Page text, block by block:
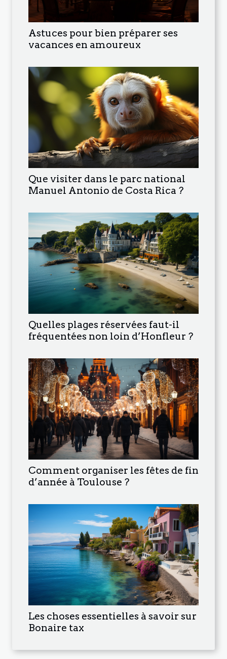
Astuces pour bien préparer ses
vacances en amoureux
Que visiter dans le parc national
Manuel Antonio de Costa Rica ?
Quelles plages réservées faut-il
fréquentées non loin d’Honfleur ?
Comment organiser les fêtes de fin
d’année à Toulouse ?
Les choses essentielles à savoir sur
Bonaire tax